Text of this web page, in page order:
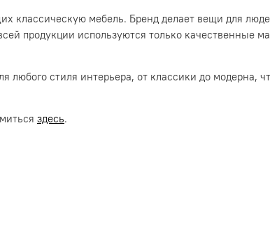
классическую мебель. Бренд делает вещи для
продукции используются только качественные
любого стиля интерьера, от классики до модерна,
здесь.